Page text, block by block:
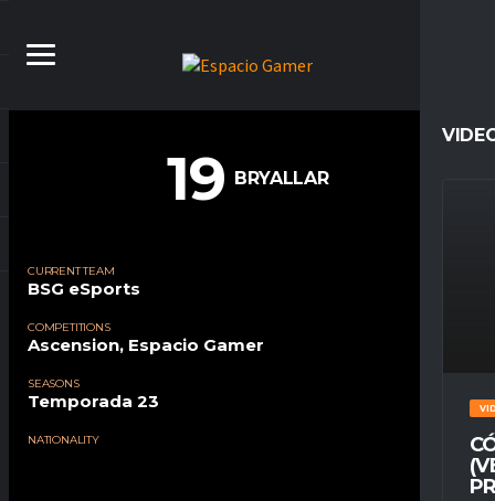
19 BRYALLAR
CURRENT TEAM
BSG eSports
COMPETITIONS
Ascension, Espacio Gamer
SEASONS
Temporada 23
NATIONALITY